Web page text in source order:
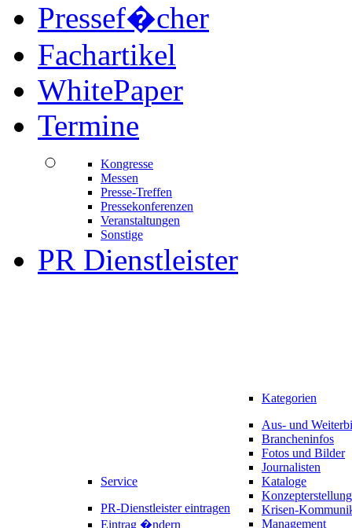
Pressef�cher
Fachartikel
WhitePaper
Termine
Kongresse
Messen
Presse-Treffen
Pressekonferenzen
Veranstaltungen
Sonstige
PR Dienstleister
Service
PR-Dienstleister eintragen
Eintrag �ndern
Kategorien
Aus- und
Brancheninfos
Fotos und Bilder
Journalisten
Kataloge
Konzepterstellung
Krisen-
Management